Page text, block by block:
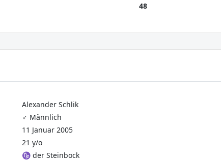
48
Alexander Schlik
♂️ Männlich
11 Januar 2005
21 y/o
♑ der Steinbock